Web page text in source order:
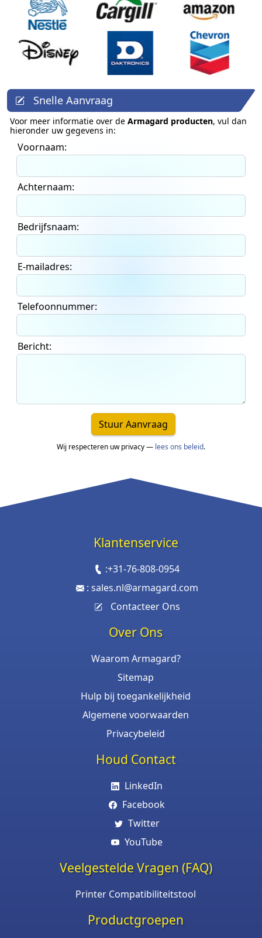
Snelle Aanvraag
Voor meer informatie over de Armagard producten, vul dan
hieronder uw gegevens in:
Voornaam:
Achternaam:
Bedrijfsnaam:
E-mailadres:
Telefoonnummer:
Bericht:
Stuur Aanvraag
Wij respecteren uw privacy — lees ons beleid.
Klantenservice
:+31-76-808-0954
: sales.nl@armagard.com
Contacteer Ons
Over Ons
Waarom Armagard?
Sitemap
Hulp bij toegankelijkheid
Algemene voorwaarden
Privacybeleid
Houd Contact
LinkedIn
Facebook
Twitter
YouTube
Veelgestelde Vragen (FAQ)
Printer Compatibiliteitstool
Productgroepen